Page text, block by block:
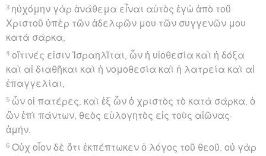
3 ηὐχόμην γὰρ ἀνάθεμα εἶναι αὐτὸς ἐγὼ ἀπὸ τοῦ
Χριστοῦ ὑπὲρ τῶν ἀδελφῶν μου τῶν συγγενῶν μου
κατὰ σάρκα,
4 οἵτινές εἰσιν Ἰσραηλῖται, ὧν ἡ υἱοθεσία καὶ ἡ δόξα
καὶ αἱ διαθῆκαι καὶ ἡ νομοθεσία καὶ ἡ λατρεία καὶ αἱ
ἐπαγγελίαι,
5 ὧν οἱ πατέρες, καὶ ἐξ ὧν ὁ χριστὸς τὸ κατὰ σάρκα, ὁ
ὢν ἐπὶ πάντων, θεὸς εὐλογητὸς εἰς τοὺς αἰῶνας·
ἀμήν.
6 Οὐχ οἷον δὲ ὅτι ἐκπέπτωκεν ὁ λόγος τοῦ θεοῦ. οὐ γὰρ